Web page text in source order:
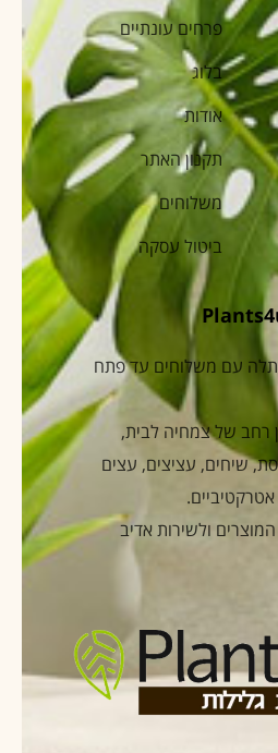
פרחים עונתיים
בלוג
אודות
תקנון האתר
משלוחים
ביטול עסקה
עם משלוחים עד פתח
רחב של צמחיה לבית,
שיחים, עציצים, עצים
אטרקטיביים.
ולשירות אדיב